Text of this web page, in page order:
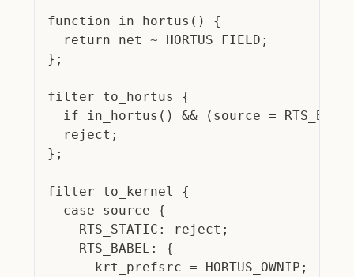
function in_hortus() {
  return net ~ HORTUS_FIELD;
};
filter to_hortus {
if in_hortus() && (source =
  reject;
};
filter to_kernel {
  case source {
    RTS_STATIC: reject;
    RTS_BABEL: {
      krt_prefsrc = HORTUS_OWNIP;